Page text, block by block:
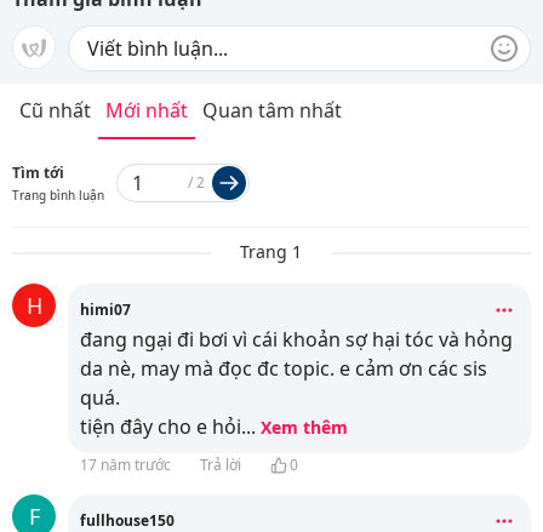
Cũ nhất Mới nhất Quan tâm nhất
Tìm tới
Trang bình luận
/2
Trang 1
H himi07
đang ngại đi bơi vì cái khoản sợ hại tóc và hỏng
da nè, may mà đọc đc topic. e cảm ơn các sis
quá.
tiện đây cho e hỏi... Xem thêm
17 năm trước Trả lời 0
F fullhouse150